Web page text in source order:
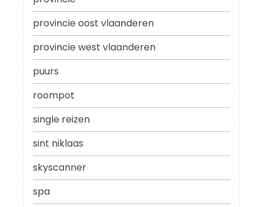
provincie oost vlaanderen
provincie west vlaanderen
puurs
roompot
single reizen
sint niklaas
skyscanner
spa